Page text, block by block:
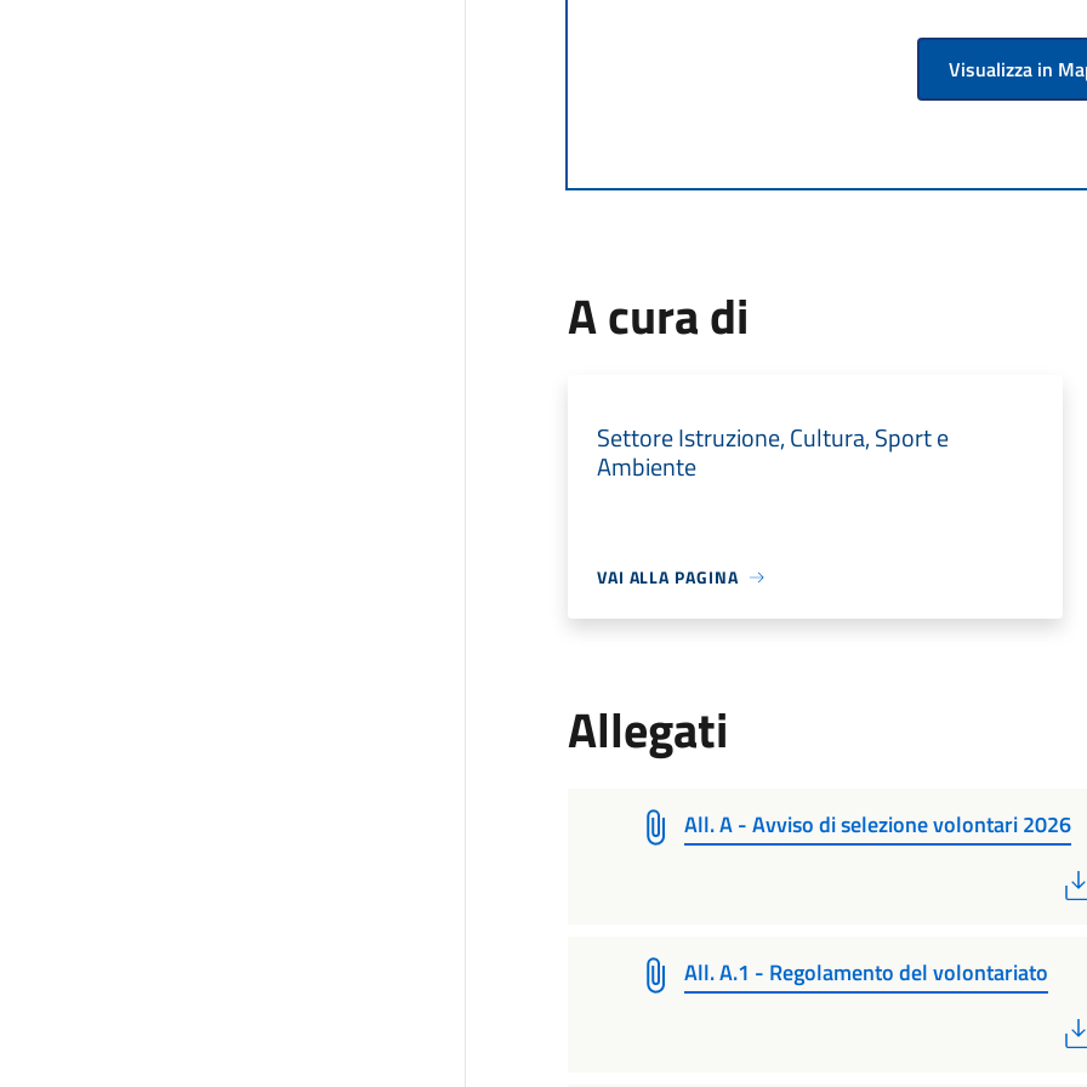
Visualizza in
A cura di
Settore Istruzione, Cultura, Sport e
Ambiente
VAI ALLA PAGINA
Allegati
All. A - Avviso di selezione volontari 2026
All. A.1 - Regolamento del volontariato